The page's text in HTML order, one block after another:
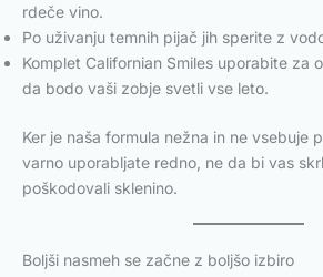
rdeče vino.
Po uživanju temnih pijač jih sperite z
Komplet Californian Smiles uporabite za
da bodo vaši zobje svetli vse leto.
Ker je naša formula nežna in ne vsebuje
varno uporabljate redno, ne da bi vas
poškodovali sklenino.
Boljši nasmeh se začne z boljšo izbiro